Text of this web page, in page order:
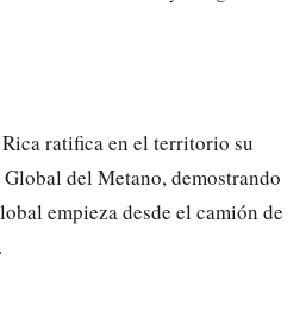
ratifica en el territorio su
del Metano, demostrando
empieza desde el camión de